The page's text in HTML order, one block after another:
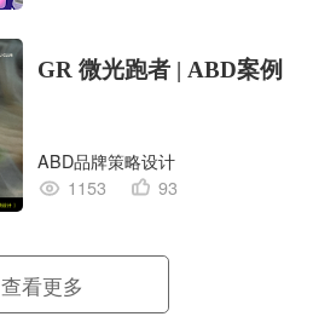
GR 微光跑者 | ABD案例
ABD品牌策略设计
1153
93
查看更多